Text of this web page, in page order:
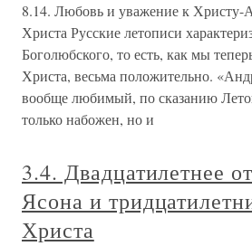
8.14. Любовь и уважение к Христу-
Христа Русские летописи
Боголюбского, то есть, как мы
Христа, весьма положительно.
вообще любимый, по сказанию
только набожен, но и
3.4. Двадцатилетнее
Ясона и
Христа